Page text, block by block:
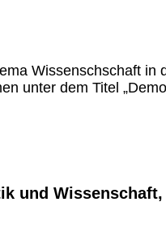
Wissenschschaft in
unter dem Titel
und